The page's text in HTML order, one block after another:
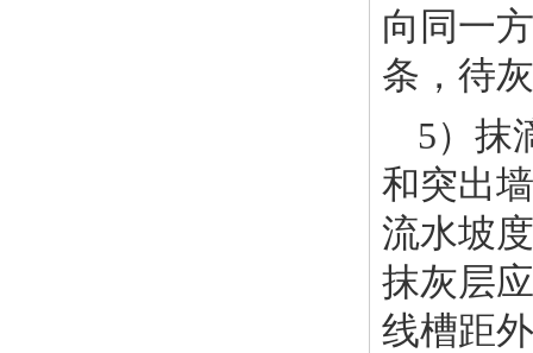
向同一
条，待
5）抹
和突出
流水坡
抹灰层
线槽距